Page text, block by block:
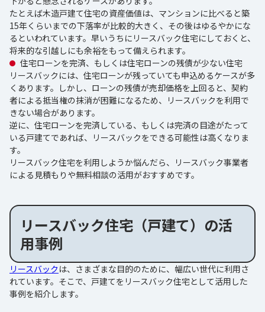
たとえば木造戸建て住宅の資産価値は、マンションに比べると築
15年くらいまでの下落率が比較的大きく、その後はゆるやかにな
るといわれています。早いうちにリースバック住宅にしておくと、
将来的な引越しにも余裕をもって備えられます。
住宅ローンを完済、もしくは住宅ローンの残債が少ない住宅
リースバックには、住宅ローンが残っていても申込めるケースが多
くあります。しかし、ローンの残債が売却価格を上回ると、契約
者による抵当権の抹消が困難になるため、リースバックを利用で
きない場合があります。
逆に、住宅ローンを完済している、もしくは完済の目途がたって
いる戸建てであれば、リースバックをできる可能性は高くなりま
す。
リースバック住宅を利用しようか悩んだら、リースバック事業者
による見積もりや無料相談の活用がおすすめです。
リースバック住宅（戸建て）の活
用事例
リースバック は、さまざまな目的のために、幅広い世代に利用さ
れています。そこで、戸建てをリースバック住宅として活用した
事例を紹介します。